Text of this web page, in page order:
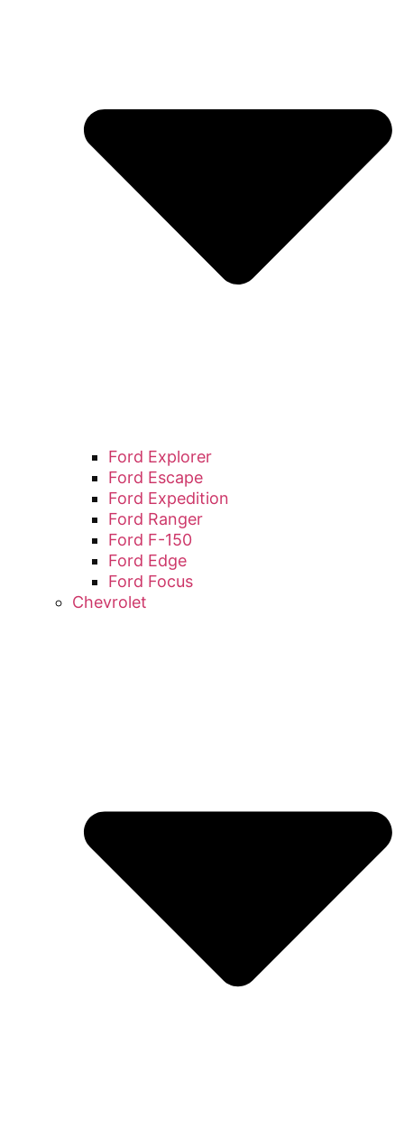
Ford Explorer
Ford Escape
Ford Expedition
Ford Ranger
Ford F-150
Ford Edge
Ford Focus
Chevrolet